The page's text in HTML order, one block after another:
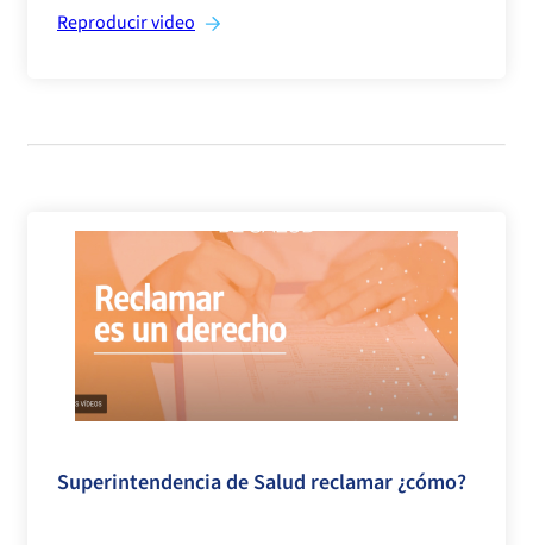
Reproducir video
Superintendencia de Salud reclamar ¿cómo?